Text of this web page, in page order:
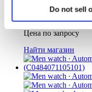
Do not sell
Черный ∙
Цена по запросу
Найти магазин